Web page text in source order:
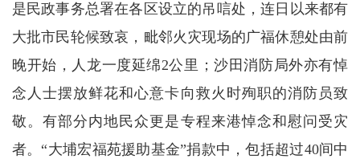
是民政事务总署在各区设立的吊唁处，连日以来都有
大批市民轮候致哀，毗邻火灾现场的广福休憩处由前
晚开始，人龙一度延绵2公里；沙田消防局外亦有悼
念人士摆放鲜花和心意卡向救火时殉职的消防员致
敬。有部分内地民众更是专程来港悼念和慰问受灾
者。“大埔宏福苑援助基金”捐款中，包括超过40间中